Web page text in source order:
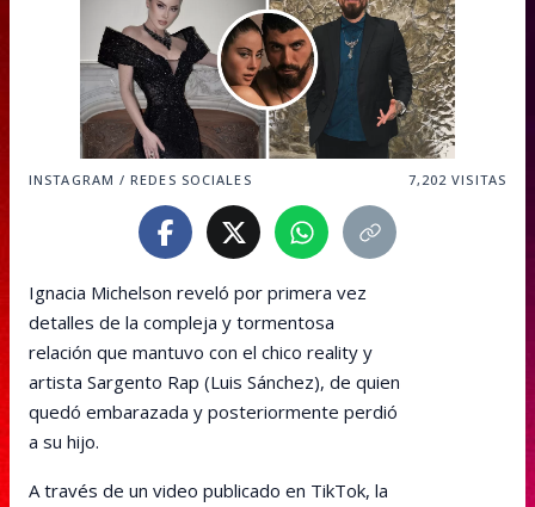
INSTAGRAM / REDES SOCIALES 7,202 VISITAS
Ignacia Michelson reveló por primera vez
detalles de la compleja y tormentosa
relación que mantuvo con el chico reality y
artista Sargento Rap (Luis Sánchez), de quien
quedó embarazada y posteriormente perdió
a su hijo.
A través de un video publicado en TikTok, la